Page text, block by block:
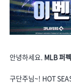
안녕하세요. MLB 퍼
구단주님~! HOT